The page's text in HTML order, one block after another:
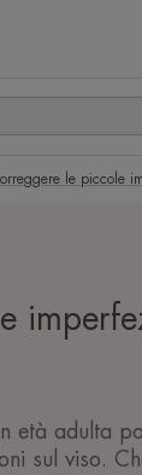
le piccole
età adulta
sul viso.